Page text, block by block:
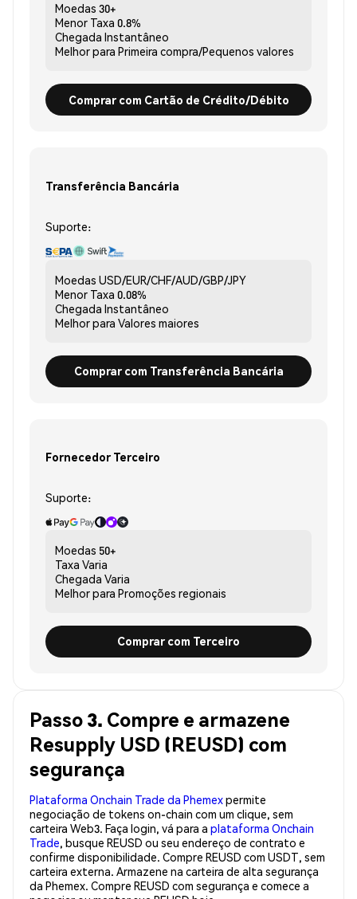
Moedas 30+
Menor Taxa 0.8%
Chegada Instantâneo
Melhor para Primeira compra/Pequenos valores
Comprar com Cartão de Crédito/Débito
Transferência Bancária
Suporte:
Moedas USD/EUR/CHF/AUD/GBP/JPY
Menor Taxa 0.08%
Chegada Instantâneo
Melhor para Valores maiores
Comprar com Transferência Bancária
Fornecedor Terceiro
Suporte:
Moedas 50+
Taxa Varia
Chegada Varia
Melhor para Promoções regionais
Comprar com Terceiro
Passo 3. Compre e armazene
Resupply USD (REUSD) com
segurança
Plataforma Onchain Trade da Phemexpermite
negociação de tokens on-chain com um clique, sem
carteira Web3. Faça login, vá para a plataforma Onchain
Trade, busque REUSD ou seu endereço de contrato e
confirme disponibilidade. Compre REUSD com USDT, sem
carteira externa. Armazene na carteira de alta segurança
da Phemex. Compre REUSD com segurança e comece a